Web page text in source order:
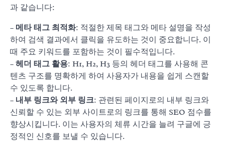
과 같습니다:
– 메타 태그 최적화: 적절한 제목 태그와 메타 설명을 작성
하여 검색 결과에서 클릭을 유도하는 것이 중요합니다. 이
때 주요 키워드를 포함하는 것이 필수적입니다.
– 헤더 태그 활용: H1, H2, H3 등의 헤더 태그를 사용해 콘
텐츠 구조를 명확하게 하여 사용자가 내용을 쉽게 스캔할
수 있도록 합니다.
– 내부 링크와 외부 링크: 관련된 페이지로의 내부 링크와
신뢰할 수 있는 외부 사이트로의 링크를 통해 SEO 점수를
향상시킵니다. 이는 사용자의 체류 시간을 늘려 구글에 긍
정적인 신호를 보낼 수 있습니다.